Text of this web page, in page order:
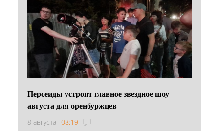
Персеиды устроят главное звездное шоу
августа для оренбуржцев
8 августа 08:19